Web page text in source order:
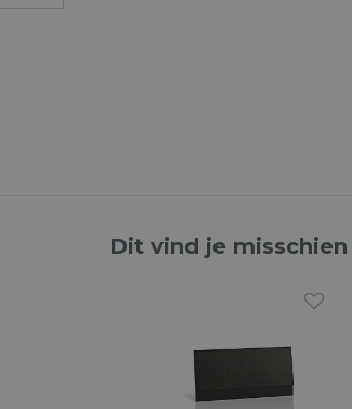
Dit vind je